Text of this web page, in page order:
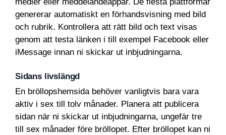
genererar automatiskt en förhandsvisning med bild
och rubrik. Kontrollera att rätt bild och text visas
genom att testa länken i till exempel Facebook eller
iMessage innan ni skickar ut inbjudningarna.
Sidans livslängd
En bröllopshemsida behöver vanligtvis bara vara
aktiv i sex till tolv månader. Planera att publicera
sidan när ni skickar ut inbjudningarna, ungefär tre
till sex månader före bröllopet. Efter bröllopet kan ni